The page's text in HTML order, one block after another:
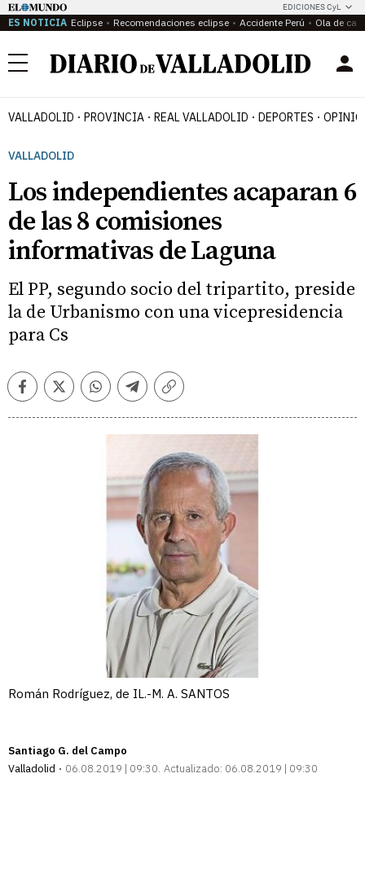
EDICIONES CyL
ES NOTICIA Eclipse Recomendaciones eclipse Accidente Perú Ola de
Menú
VALLADOLID PROVINCIA REAL VALLADOLID DEPORTES
VALLADOLID
Los independientes acaparan 6
de las 8 comisiones
informativas de Laguna
El PP, segundo socio del tripartito, preside
la de Urbanismo con una vicepresidencia
para Cs
FacebookTwitterWhatsappTelegramCopiar
Román Rodríguez, de IL.-M. A. SANTOS
Santiago G. del Campo
Valladolid
06.08.2019 | 09:30 Actualizado: 06.08.2019 | 09:30